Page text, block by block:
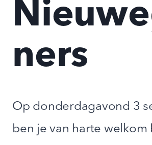
ners
Op donderdagavond 3
ben je van harte welkom